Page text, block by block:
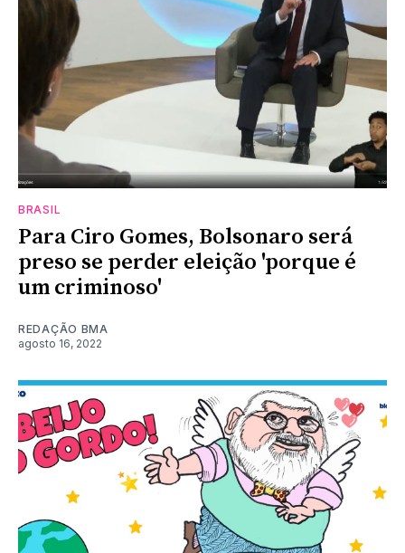
BRASIL
Para Ciro Gomes, Bolsonaro será
preso se perder eleição 'porque é
um criminoso'
REDAÇÃO BMA
agosto 16, 2022